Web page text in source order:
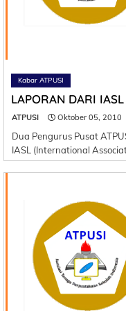
Kabar ATPUSI
LAPORAN DARI
ATPUSI Oktober 05, 2010
Dua Pengurus Pusat
IASL (International